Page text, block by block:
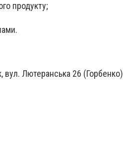
продукту;
вул. Лютеранська 26 (Горбенко)